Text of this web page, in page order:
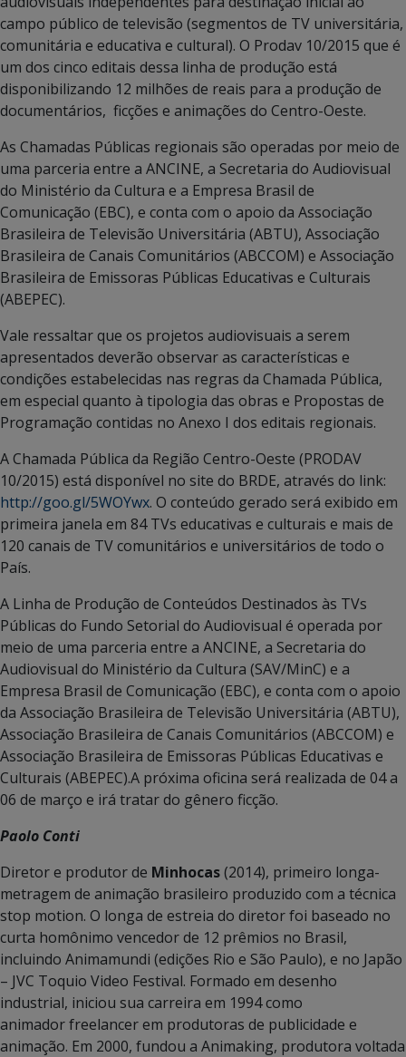
campo público de televisão (segmentos de TV universitária,
comunitária e educativa e cultural). O Prodav 10/2015 que é
um dos cinco editais dessa linha de produção está
disponibilizando 12 milhões de reais para a produção de
documentários, ficções e animações do Centro-Oeste.
As Chamadas Públicas regionais são operadas por meio de
uma parceria entre a ANCINE, a Secretaria do Audiovisual
do Ministério da Cultura e a Empresa Brasil de
Comunicação (EBC), e conta com o apoio da Associação
Brasileira de Televisão Universitária (ABTU), Associação
Brasileira de Canais Comunitários (ABCCOM) e Associação
Brasileira de Emissoras Públicas Educativas e Culturais
(ABEPEC).
Vale ressaltar que os projetos audiovisuais a serem
apresentados deverão observar as características e
condições estabelecidas nas regras da Chamada Pública,
em especial quanto à tipologia das obras e Propostas de
Programação contidas no Anexo I dos editais regionais.
A Chamada Pública da Região Centro-Oeste (PRODAV
10/2015) está disponível no site do BRDE, através do link:
http://goo.gl/5WOYwx. O conteúdo gerado será exibido em
primeira janela em 84 TVs educativas e culturais e mais de
120 canais de TV comunitários e universitários de todo o
País.
A Linha de Produção de Conteúdos Destinados às TVs
Públicas do Fundo Setorial do Audiovisual é operada por
meio de uma parceria entre a ANCINE, a Secretaria do
Audiovisual do Ministério da Cultura (SAV/MinC) e a
Empresa Brasil de Comunicação (EBC), e conta com o apoio
da Associação Brasileira de Televisão Universitária (ABTU),
Associação Brasileira de Canais Comunitários (ABCCOM) e
Associação Brasileira de Emissoras Públicas Educativas e
Culturais (ABEPEC).A próxima oficina será realizada de 04 a
06 de março e irá tratar do gênero ficção.
Paolo Conti
Diretor e produtor de Minhocas(2014), primeiro longa-
metragem de animação brasileiro produzido com a técnica
stop motion. O longa de estreia do diretor foi baseado no
curta homônimo vencedor de 12 prêmios no Brasil,
incluindo Animamundi (edições Rio e São Paulo), e no Japão
– JVC Toquio Video Festival. Formado em desenho
industrial, iniciou sua carreira em 1994 como
animador freelancer em produtoras de publicidade e
animação. Em 2000, fundou a Animaking, produtora voltada